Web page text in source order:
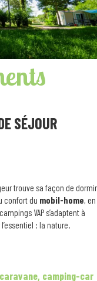
SÉJOUR
trouve sa façon de dormir
confort du mobil-home, en
VAP s’adaptent à
: la nature.
camping-car